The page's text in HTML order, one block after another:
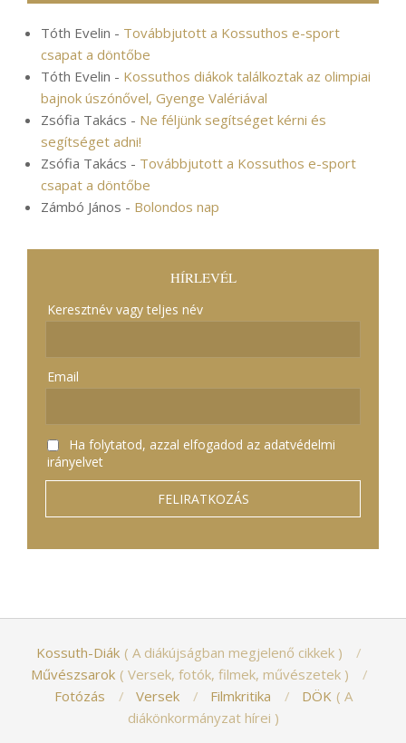
Tóth Evelin - Továbbjutott a Kossuthos e-sport
csapat a döntőbe
Tóth Evelin - Kossuthos diákok találkoztak az olimpiai
bajnok úszónővel, Gyenge Valériával
Zsófia Takács - Ne féljünk segítséget kérni és
segítséget adni!
Zsófia Takács - Továbbjutott a Kossuthos e-sport
csapat a döntőbe
Zámbó János - Bolondos nap
HÍRLEVÉL
Keresztnév vagy teljes név
Email
Ha folytatod, azzal elfogadod az adatvédelmi
irányelvet
Kossuth-Diák
A diákújságban megjelenő cikkek
Művészsarok
Versek, fotók, filmek, művészetek
Fotózás
Versek Filmkritika DÖK
A
diákönkormányzat hírei